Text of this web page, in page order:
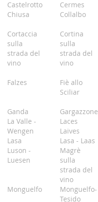
Castelrotto
Cermes
Chiusa
Collalbo
Cortaccia
sulla
strada del
vino
Cortina
sulla
strada del
vino
Falzes
Fiè allo
Sciliar
Ganda
Gargazzone
La Valle -
Wengen
Laces
Laives
Lasa
Lasa - Laas
Luson -
Luesen
Magrè
sulla
strada del
vino
Monguelfo
Monguelfo-
Tesido